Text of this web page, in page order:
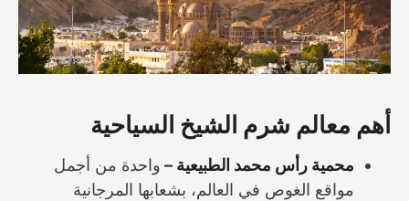
أهم معالم شرم الشيخ السياحية
محمية رأس محمد الطبيعية – واحدة من أجمل
مواقع الغوص في العالم، بشعابها المرجانية